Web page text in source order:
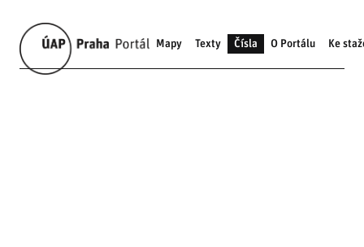
Mapy Texty Čísla O Portálu Ke